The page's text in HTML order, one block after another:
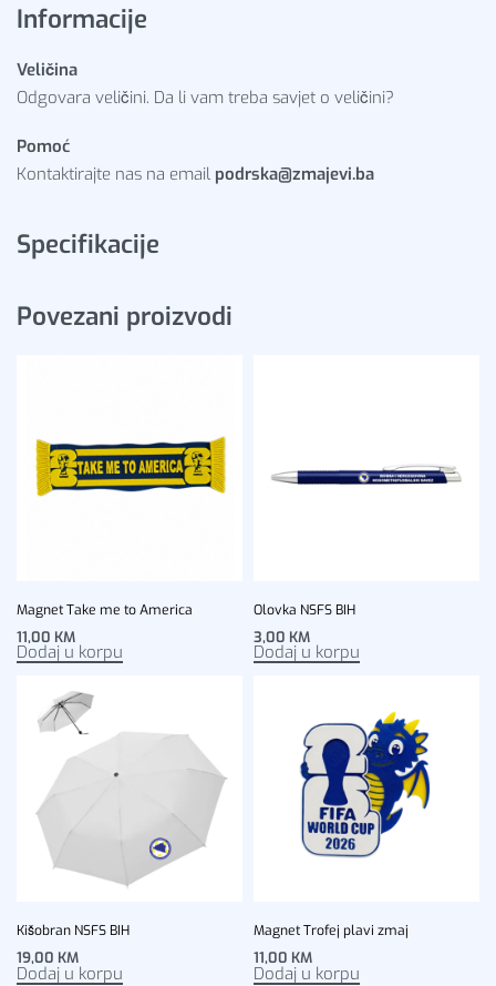
Informacije
Veličina
Odgovara veličini. Da li vam treba savjet o veličini?
Pomoć
Kontaktirajte nas na email podrska@zmajevi.ba
Specifikacije
Povezani proizvodi
Magnet Take me to America
11,00 KM
Dodaj u korpu
Olovka NSFS BIH
3,00 KM
Dodaj u korpu
Kišobran NSFS BIH
19,00 KM
Dodaj u korpu
Magnet Trofej plavi zmaj
11,00 KM
Dodaj u korpu